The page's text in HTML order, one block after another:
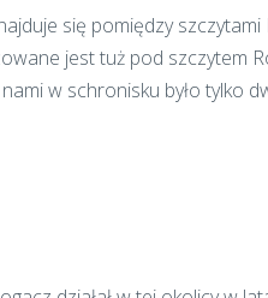
się pomiędzy
jest tuż pod szczytem
w schronisku było tylko